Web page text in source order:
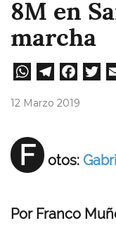
8M en
marcha
W
A
pp
Te
m
Fa
12 Marzo 2019
F otos:
Por Franco